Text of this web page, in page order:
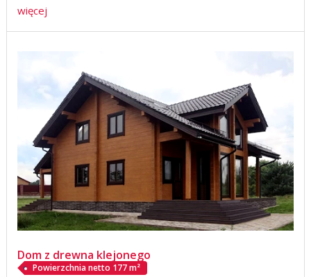
więcej
Dom z drewna klejonego
Powierzchnia netto 177 m²